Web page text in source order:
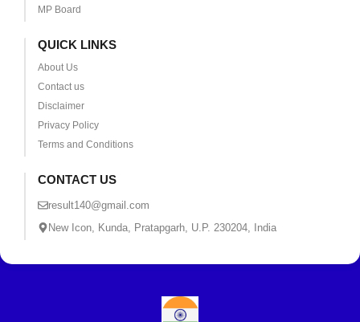
MP Board
QUICK LINKS
About Us
Contact us
Disclaimer
Privacy Policy
Terms and Conditions
CONTACT US
result140@gmail.com
New Icon, Kunda, Pratapgarh, U.P. 230204, India